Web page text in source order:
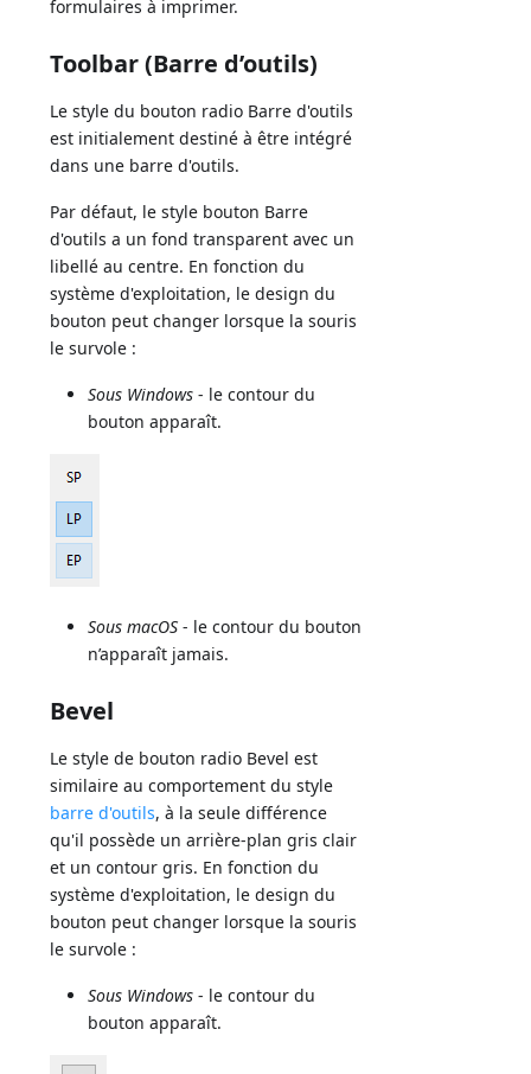
formulaires à imprimer.
Toolbar (Barre d’outils)
Le style du bouton radio Barre d'outils
est initialement destiné à être intégré
dans une barre d'outils.
Par défaut, le style bouton Barre
d'outils a un fond transparent avec un
libellé au centre. En fonction du
système d'exploitation, le design du
bouton peut changer lorsque la souris
le survole :
Sous Windows - le contour du
bouton apparaît.
Sous macOS - le contour du bouton
n’apparaît jamais.
Bevel
Le style de bouton radio Bevel est
similaire au comportement du style
barre d'outils, à la seule différence
qu'il possède un arrière-plan gris clair
et un contour gris. En fonction du
système d'exploitation, le design du
bouton peut changer lorsque la souris
le survole :
Sous Windows - le contour du
bouton apparaît.